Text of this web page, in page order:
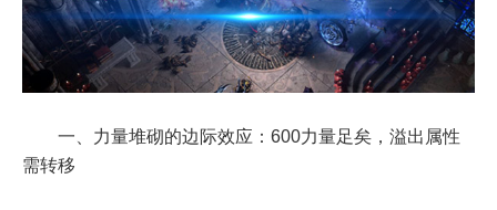
一、力量堆砌的边际效应：600力量足矣，溢出属性
需转移